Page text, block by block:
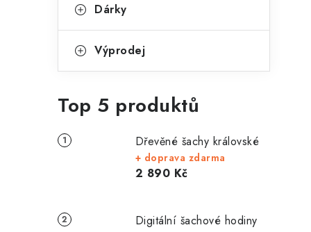
Dárky
Výprodej
Top 5 produktů
Dřevěné šachy královské
+ doprava zdarma
2 890 Kč
Digitální šachové hodiny